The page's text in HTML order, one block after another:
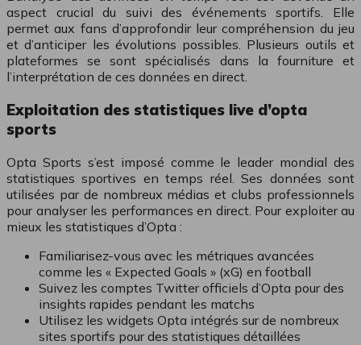
aspect crucial du suivi des événements sportifs. Elle
permet aux fans d’approfondir leur compréhension du jeu
et d’anticiper les évolutions possibles. Plusieurs outils et
plateformes se sont spécialisés dans la fourniture et
l’interprétation de ces données en direct.
Exploitation des statistiques live d’opta
sports
Opta Sports s’est imposé comme le leader mondial des
statistiques sportives en temps réel. Ses données sont
utilisées par de nombreux médias et clubs professionnels
pour analyser les performances en direct. Pour exploiter au
mieux les statistiques d’Opta :
Familiarisez-vous avec les métriques avancées
comme les « Expected Goals » (xG) en football
Suivez les comptes Twitter officiels d’Opta pour des
insights rapides pendant les matchs
Utilisez les widgets Opta intégrés sur de nombreux
sites sportifs pour des statistiques détaillées